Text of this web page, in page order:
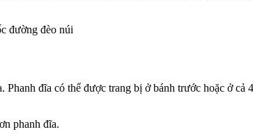
đĩa có thể được trang bị ở bánh trước hoặc ở cả
phanh đĩa.